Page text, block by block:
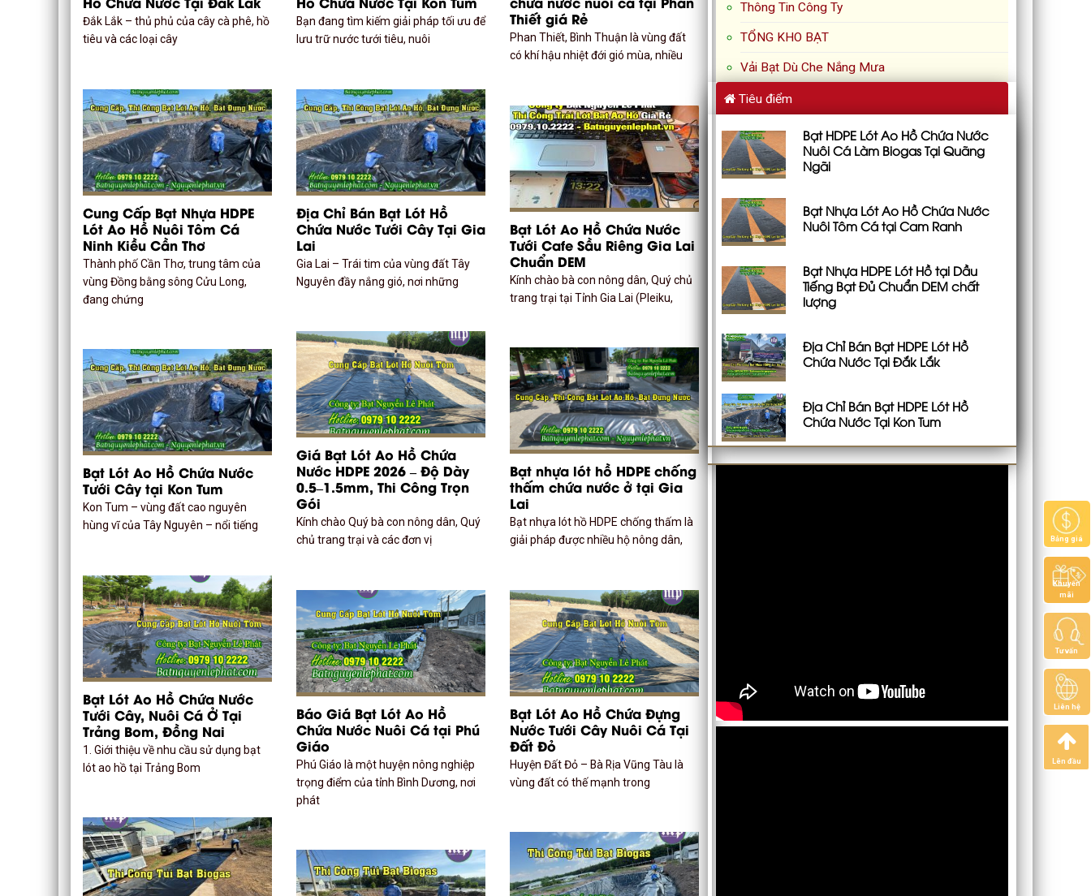
Đắk Lắk – thủ phủ của cây cà phê, hồ
tiêu và các loại cây
Bạn đang tìm kiếm giải pháp tối ưu để
lưu trữ nước tưới tiêu, nuôi
Thiết giá Rẻ
Phan Thiết, Bình Thuận là vùng đất
có khí hậu nhiệt đới gió mùa, nhiều
Cung Cấp Bạt Nhựa HDPE
Lót Ao Hồ Nuôi Tôm Cá
Ninh Kiều Cần Thơ
Thành phố Cần Thơ, trung tâm của
vùng Đồng bằng sông Cửu Long,
đang chứng
Địa Chỉ Bán Bạt Lót Hồ
Chứa Nước Tưới Cây Tại Gia
Lai
Gia Lai – Trái tim của vùng đất Tây
Nguyên đầy nắng gió, nơi những
Bạt Lót Ao Hồ Chứa Nước
Tưới Cafe Sầu Riêng Gia Lai
Chuẩn DEM
Kính chào bà con nông dân, Quý chủ
trang trại tại Tỉnh Gia Lai (Pleiku,
Giá Bạt Lót Ao Hồ Chứa
Nước HDPE 2026 – Độ Dày
0.5–1.5mm, Thi Công Trọn
Gói
Kính chào Quý bà con nông dân, Quý
chủ trang trại và các đơn vị
Bạt nhựa lót hồ HDPE chống
thấm chứa nước ở tại Gia
Lai
Bạt nhựa lót hồ HDPE chống thấm là
giải pháp được nhiều hộ nông dân,
Bạt Lót Ao Hồ Chứa Nước
Tưới Cây tại Kon Tum
Kon Tum – vùng đất cao nguyên
hùng vĩ của Tây Nguyên – nổi tiếng
Bạt Lót Ao Hồ Chứa Nước
Tưới Cây, Nuôi Cá Ở Tại
Trảng Bom, Đồng Nai
1. Giới thiệu về nhu cầu sử dụng bạt
lót ao hồ tại Trảng Bom
Báo Giá Bạt Lót Ao Hồ
Chứa Nước Nuôi Cá tại Phú
Giáo
Phú Giáo là một huyện nông nghiệp
trọng điểm của tỉnh Bình Dương, nơi
phát
Bạt Lót Ao Hồ Chứa Đựng
Nước Tưới Cây Nuôi Cá Tại
Đất Đỏ
Huyện Đất Đỏ – Bà Rịa Vũng Tàu là
vùng đất có thế mạnh trong
Thông Tin Công Ty
TỔNG KHO BẠT
Vải Bạt Dù Che Nắng Mưa
Tiêu điểm
Bạt HDPE Lót Ao Hồ Chứa Nước
Nuôi Cá Làm Biogas Tại Quãng
Ngãi
Bạt Nhựa Lót Ao Hồ Chứa Nước
Nuôi Tôm Cá tại Cam Ranh
Bạt Nhựa HDPE Lót Hồ tại Dầu
Tiếng Bạt Đủ Chuẩn DEM chất
lượng
Địa Chỉ Bán Bạt HDPE Lót Hồ
Chứa Nước Tại Đắk Lắk
Địa Chỉ Bán Bạt HDPE Lót Hồ
Chứa Nước Tại Kon Tum
Bảng giá
Khuyến
mãi
Tư vấn
Liên hệ
Lên đầu